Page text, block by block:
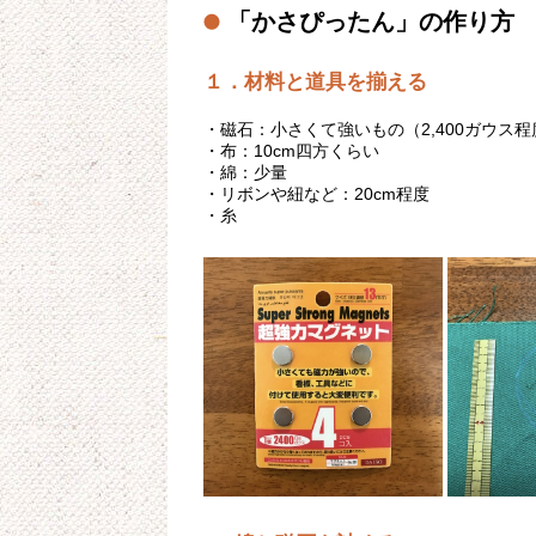
「かさぴったん」の作り方
１．材料と道具を揃える
・磁石：小さくて強いもの（2,400ガウス程
・布：10cm四方くらい
・綿：少量
・リボンや紐など：20cm程度
・糸